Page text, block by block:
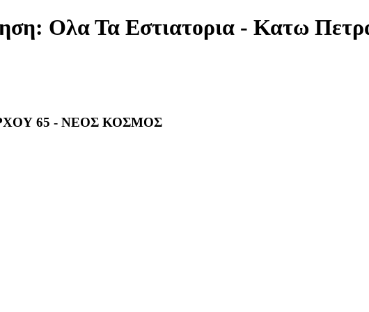
Ολα Τα Εστιατορια - Κατω
65 - ΝΕΟΣ ΚΟΣΜΟΣ